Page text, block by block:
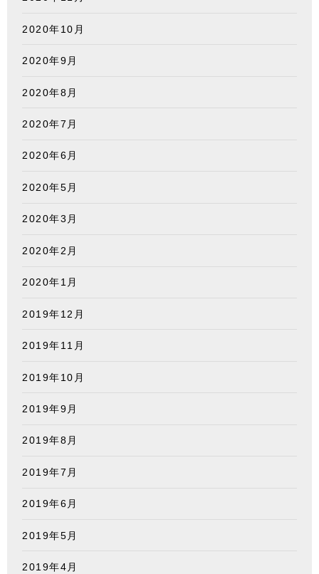
2020年10月
2020年9月
2020年8月
2020年7月
2020年6月
2020年5月
2020年3月
2020年2月
2020年1月
2019年12月
2019年11月
2019年10月
2019年9月
2019年8月
2019年7月
2019年6月
2019年5月
2019年4月